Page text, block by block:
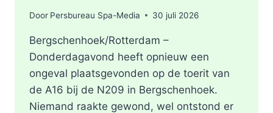
Door Persbureau Spa-Media 30 juli 2026
Bergschenhoek/Rotterdam –
Donderdagavond heeft opnieuw een
ongeval plaatsgevonden op de toerit van
de A16 bij de N209 in Bergschenhoek.
Niemand raakte gewond, wel ontstond er